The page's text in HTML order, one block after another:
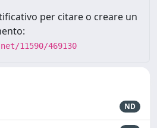
per citare o creare un
11590/469130
ND